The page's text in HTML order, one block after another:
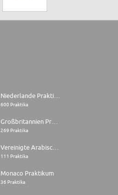
600 Praktika
269 Praktika
111 Praktika
Monaco Praktikum
36 Praktika